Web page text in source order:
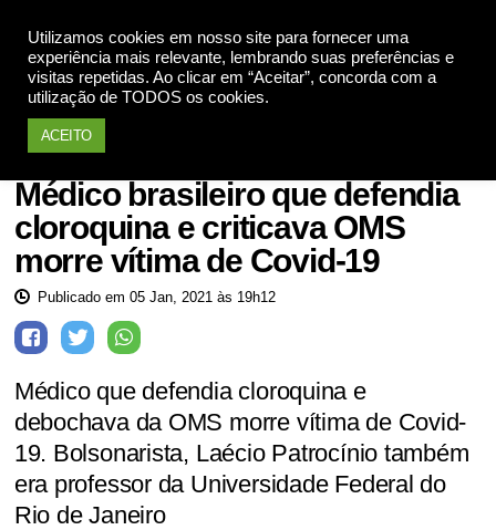
Utilizamos cookies em nosso site para fornecer uma
experiência mais relevante, lembrando suas preferências e
visitas repetidas. Ao clicar em “Aceitar”, concorda com a
utilização de TODOS os cookies.
ACEITO
Saúde
Médico brasileiro que defendia
cloroquina e criticava OMS
morre vítima de Covid-19
Publicado em 05 Jan, 2021 às 19h12
Médico que defendia cloroquina e
debochava da OMS morre vítima de Covid-
19. Bolsonarista, Laécio Patrocínio também
era professor da Universidade Federal do
Rio de Janeiro